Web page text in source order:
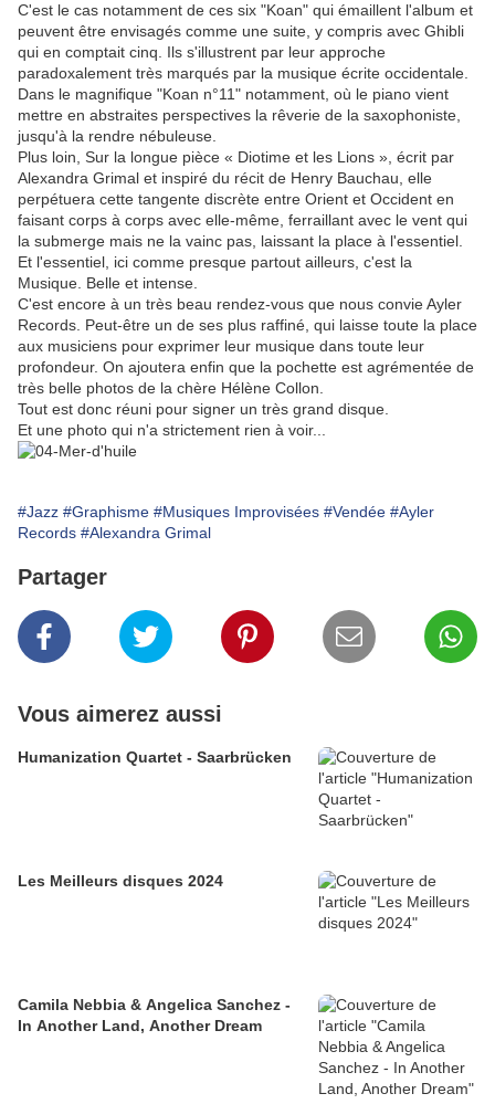
C'est le cas notamment de ces six "Koan" qui émaillent l'album et
peuvent être envisagés comme une suite, y compris avec Ghibli
qui en comptait cinq. Ils s'illustrent par leur approche
paradoxalement très marqués par la musique écrite occidentale.
Dans le magnifique "Koan n°11" notamment, où le piano vient
mettre en abstraites perspectives la rêverie de la saxophoniste,
jusqu'à la rendre nébuleuse.
Plus loin, Sur la longue pièce « Diotime et les Lions », écrit par
Alexandra Grimal et inspiré du récit de Henry Bauchau, elle
perpétuera cette tangente discrète entre Orient et Occident en
faisant corps à corps avec elle-même, ferraillant avec le vent qui
la submerge mais ne la vainc pas, laissant la place à l'essentiel.
Et l'essentiel, ici comme presque partout ailleurs, c'est la
Musique. Belle et intense.
C'est encore à un très beau rendez-vous que nous convie Ayler
Records. Peut-être un de ses plus raffiné, qui laisse toute la place
aux musiciens pour exprimer leur musique dans toute leur
profondeur. On ajoutera enfin que la pochette est agrémentée de
très belle photos de la chère Hélène Collon.
Tout est donc réuni pour signer un très grand disque.
Et une photo qui n'a strictement rien à voir...
#Jazz #Graphisme #Musiques Improvisées #Vendée #Ayler
Records #Alexandra Grimal
Partager
Vous aimerez aussi
Humanization Quartet - Saarbrücken
Les Meilleurs disques 2024
Camila Nebbia & Angelica Sanchez -
In Another Land, Another Dream